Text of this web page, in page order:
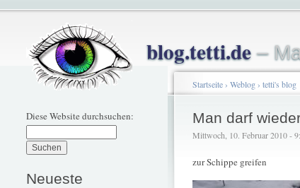
blog.tetti.de–
Diese Website durchsuchen:
Neueste
Startseite› Weblog› tetti's blog
Man darf
Mittwoch, 10. Februar 2010 -
zur Schippe greifen